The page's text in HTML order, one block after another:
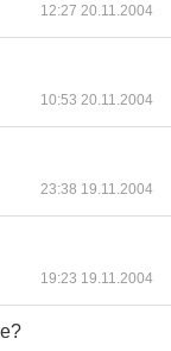
12:27 20.11.2004
10:53 20.11.2004
23:38 19.11.2004
19:23 19.11.2004